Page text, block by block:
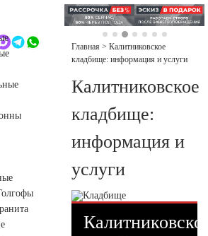
23
Главная > Калитниковское
кладбище: информация и услуги
Калитниковское
кладбище:
информация и
услуги